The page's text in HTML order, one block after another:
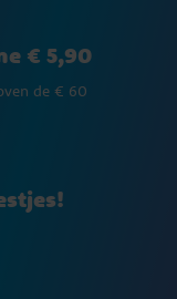
€ 5,90
de € 60